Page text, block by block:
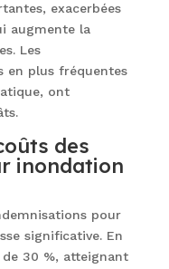
exacerbées
augmente la
Les
en plus fréquentes
ont
des
inondation
pour
significative. En
30 %, atteignant